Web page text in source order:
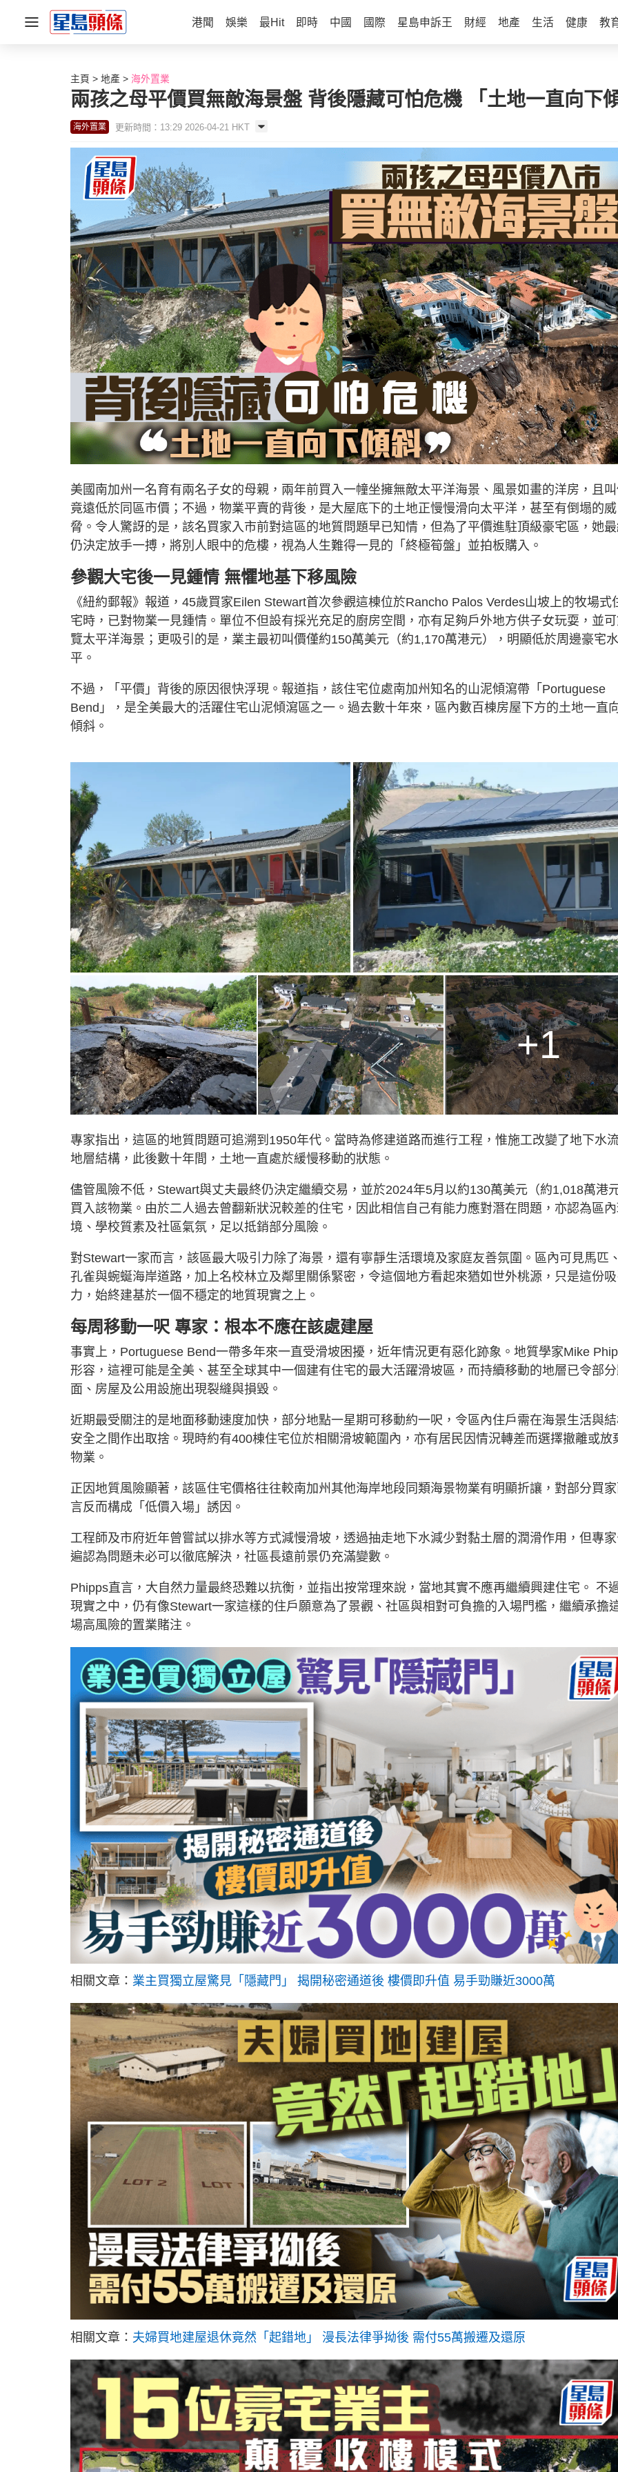
港聞 娛樂 最Hit 即時 中國 國際 星島申訴王 財經 地產 生活 健康 教
主頁 地產 海外置業
兩孩之母平價買無敵海景盤 背後隱藏可怕危機 「土地一直向下
海外置業 更新時間：13:29 2026-04-21 HKT
美國南加州一名育有兩名子女的母親，兩年前買入一幢坐擁無敵太平洋海景、風景如畫的洋房，且
竟遠低於同區市價；不過，物業平賣的背後，是大屋底下的土地正慢慢滑向太平洋，甚至有倒塌的威
脅。令人驚訝的是，該名買家入市前對這區的地質問題早已知情，但為了平價進駐頂級豪宅區，她
仍決定放手一搏，將別人眼中的危樓，視為人生難得一見的「終極筍盤」並拍板購入。
參觀大宅後一見鍾情 無懼地基下移風險
《紐約郵報》報道，45歲買家Eilen Stewart首次參觀這棟位於Rancho Palos Verdes山坡上的牧場式
宅時，已對物業一見鍾情。單位不但設有採光充足的廚房空間，亦有足夠戶外地方供子女玩耍，並
覽太平洋海景；更吸引的是，業主最初叫價僅約150萬美元（約1,170萬港元），明顯低於周邊豪宅水
平。
不過，「平價」背後的原因很快浮現。報道指，該住宅位處南加州知名的山泥傾瀉帶「Portuguese
Bend」，是全美最大的活躍住宅山泥傾瀉區之一。過去數十年來，區內數百棟房屋下方的土地一直
傾斜。
+1
專家指出，這區的地質問題可追溯到1950年代。當時為修建道路而進行工程，惟施工改變了地下水
地層結構，此後數十年間，土地一直處於緩慢移動的狀態。
儘管風險不低，Stewart與丈夫最終仍決定繼續交易，並於2024年5月以約130萬美元（約1,018萬港
買入該物業。由於二人過去曾翻新狀況較差的住宅，因此相信自己有能力應對潛在問題，亦認為區
境、學校質素及社區氣氛，足以抵銷部分風險。
對Stewart一家而言，該區最大吸引力除了海景，還有寧靜生活環境及家庭友善氛圍。區內可見馬匹
孔雀與蜿蜒海岸道路，加上名校林立及鄰里關係緊密，令這個地方看起來猶如世外桃源，只是這份
力，始終建基於一個不穩定的地質現實之上。
每周移動一呎 專家：根本不應在該處建屋
事實上，Portuguese Bend一帶多年來一直受滑坡困擾，近年情況更有惡化跡象。地質學家Mike
形容，這裡可能是全美、甚至全球其中一個建有住宅的最大活躍滑坡區，而持續移動的地層已令部
面、房屋及公用設施出現裂縫與損毀。
近期最受關注的是地面移動速度加快，部分地點一星期可移動約一呎，令區內住戶需在海景生活與
安全之間作出取捨。現時約有400棟住宅位於相關滑坡範圍內，亦有居民因情況轉差而選擇撤離或放
物業。
正因地質風險顯著，該區住宅價格往往較南加州其他海岸地段同類海景物業有明顯折讓，對部分買
言反而構成「低價入場」誘因。
工程師及市府近年曾嘗試以排水等方式減慢滑坡，透過抽走地下水減少對黏土層的潤滑作用，但專
遍認為問題未必可以徹底解決，社區長遠前景仍充滿變數。
Phipps直言，大自然力量最終恐難以抗衡，並指出按常理來說，當地其實不應再繼續興建住宅。 不
現實之中，仍有像Stewart一家這樣的住戶願意為了景觀、社區與相對可負擔的入場門檻，繼續承擔
場高風險的置業賭注。
相關文章： 業主買獨立屋驚見「隱藏門」 揭開秘密通道後 樓價即升值 易手勁賺近3000萬
相關文章： 夫婦買地建屋退休竟然「起錯地」 漫長法律爭拗後 需付55萬搬遷及還原